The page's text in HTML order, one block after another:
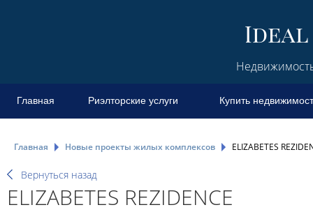
Главная Риэлторские услуги Купить
Главная Новые проекты жилых комплексов ELIZABETES
Вернуться назад
ELIZABETES REZIDENCE